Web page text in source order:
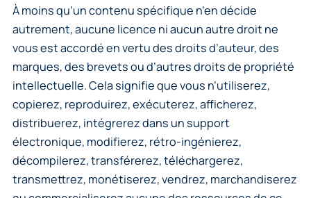
À moins qu’un contenu spécifique n’en décide
autrement, aucune licence ni aucun autre droit ne
vous est accordé en vertu des droits d’auteur, des
marques, des brevets ou d’autres droits de propriété
intellectuelle. Cela signifie que vous n’utiliserez,
copierez, reproduirez, exécuterez, afficherez,
distribuerez, intégrerez dans un support
électronique, modifierez, rétro-ingénierez,
décompilerez, transférerez, téléchargerez,
transmettrez, monétiserez, vendrez, marchandiserez